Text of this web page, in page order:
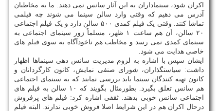
اکران شود، سینماداران به این آثار سانس نمی دهند. ما به مخاطبان
آدرس می دهیم که وقتی وارد سالن سینما می شوند چه فیلمی
تماشا کنند. وقتی یک فیلم کمدی ۵۰۰ سالن دارد و یک فیلم اجتماعی
۲۰ سالن، آن هم ساعت ۱ ظهر، مسلماً زور سینمای اجتماعی به
سینمای کمدی نمی رسد و مخاطب هم ناخودآگاه به سوی فیلم های
خاصی هدایت می شود.
ایشان سپس با اشاره به لزوم مدیریت سانس دهی سینماها اظهار
داشت: سیاستگذاران، شورای صنفی نمایش، کانون کارگردانان و
کانون تهیه کنندگان سینما باید بررسی نمایند که به سینمای اجتماعی
هم سانس تعلق بگیرد. بطورمثال بگویند که ۱۰ سالن به فیلم های
اجتماعی سانس خوبی بدهند. ثقفی اشاره کرد: فیلم های پرفروش
درحال اکران هم در این شرایط اصلا فروش خوبی ندارند. البته فیلم